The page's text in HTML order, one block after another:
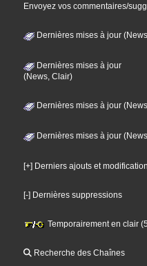
Envoyez vos commentaires/
Dernières mises à jour
Dernières mises à jour
(News, Clair)
Dernières mises à jour
Dernières mises à jour
[+] Derniers ajouts et
[-] Dernières suppressions
Temporairement en clair
Recherche des Chaînes